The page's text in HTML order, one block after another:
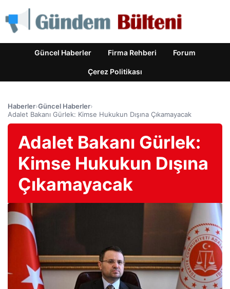
Güncel Haberler Firma Rehberi Forum
Çerez Politikası
Haberler›Güncel Haberler›
Adalet Bakanı Gürlek: Kimse Hukukun Dışına Çıkamayacak
Adalet Bakanı Gürlek:
Kimse Hukukun Dışına
Çıkamayacak